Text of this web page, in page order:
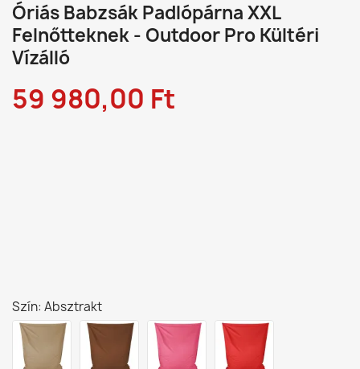
Óriás Babzsák Padlópárna XXL
Felnőtteknek - Outdoor Pro Kültéri
Vízálló
59 980,00 Ft
Szín: Absztrakt